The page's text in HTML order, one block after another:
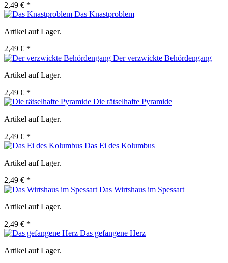
2,49 € *
Das Knastproblem
Artikel auf Lager.
2,49 € *
Der verzwickte Behördengang
Artikel auf Lager.
2,49 € *
Die rätselhafte Pyramide
Artikel auf Lager.
2,49 € *
Das Ei des Kolumbus
Artikel auf Lager.
2,49 € *
Das Wirtshaus im Spessart
Artikel auf Lager.
2,49 € *
Das gefangene Herz
Artikel auf Lager.